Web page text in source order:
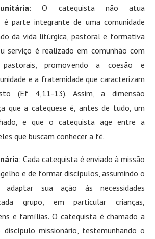
: O catequista não atua
é parte integrante de uma comunidade
da vida litúrgica, pastoral e formativa
serviço é realizado em comunhão com
promovendo a coesão e
e a fraternidade que caracterizam
(Ef 4,11-13). Assim, a dimensão
que a catequese é, antes de tudo, um
e que o catequista age entre a
que buscam conhecer a fé.
: Cada catequista é enviado à missão
e de formar discípulos, assumindo o
adaptar sua ação às necessidades
grupo, em particular crianças,
e famílias. O catequista é chamado a
discípulo missionário, testemunhando o